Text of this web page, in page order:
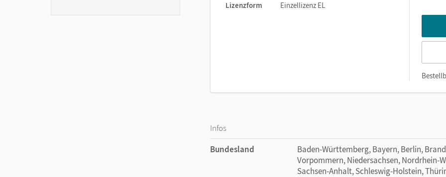
Lizenzform
Einzellizenz EL
Infos
Bundesland
Baden-Württemberg, Bayern, Berlin,
Vorpommern, Niedersachsen, Nordrhein-
Sachsen-Anhalt, Schleswig-Holstein,